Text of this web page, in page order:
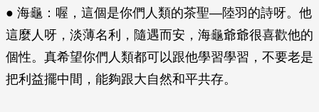
● 海龜：喔，這個是你們人類的茶聖—陸羽的詩呀。他
這麼人呀，淡薄名利，隨遇而安，海龜爺爺很喜歡他的
個性。真希望你們人類都可以跟他學習學習，不要老是
把利益擺中間，能夠跟大自然和平共存。